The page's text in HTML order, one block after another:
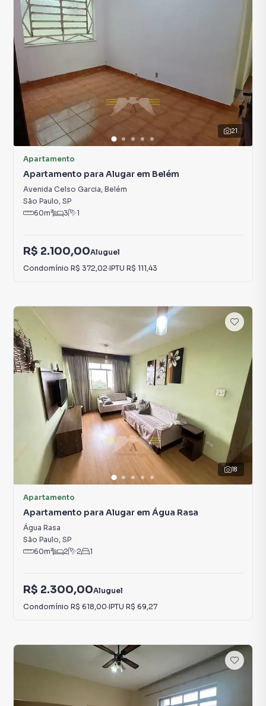
21
Apartamento
Apartamento para Alugar em Belém
Avenida Celso Garcia, Belém
São Paulo, SP
60m² 3 1
R$ 2.100,00Aluguel
Condomínio R$ 372,02·IPTU R$ 111,43
18
Apartamento
Apartamento para Alugar em Água Rasa
Água Rasa
São Paulo, SP
60m² 2 2 1
R$ 2.300,00Aluguel
Condomínio R$ 618,00·IPTU R$ 69,27